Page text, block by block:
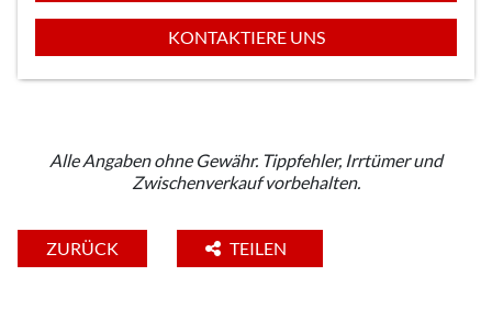
KONTAKTIERE UNS
Alle Angaben ohne Gewähr. Tippfehler, Irrtümer und
Zwischenverkauf vorbehalten.
ZURÜCK TEILEN